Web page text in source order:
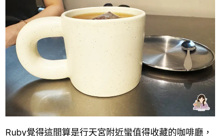
Ruby覺得這間算是行天宮附近蠻值得收藏的咖啡廳，